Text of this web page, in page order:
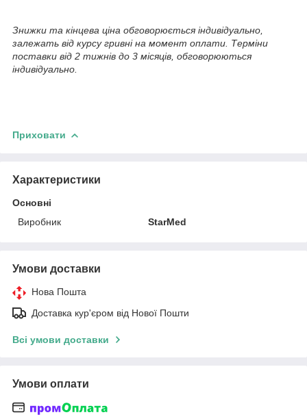
Знижки та кінцева ціна обговорюється індивідуально,
залежать від курсу гривні на момент оплати. Терміни
поставки від 2 тижнів до 3 місяців, обговорюються
індивідуально.
Приховати
Характеристики
Основні
Виробник
StarMed
Умови доставки
Нова Пошта
Доставка кур'єром від Нової Пошти
Всі умови доставки
Умови оплати